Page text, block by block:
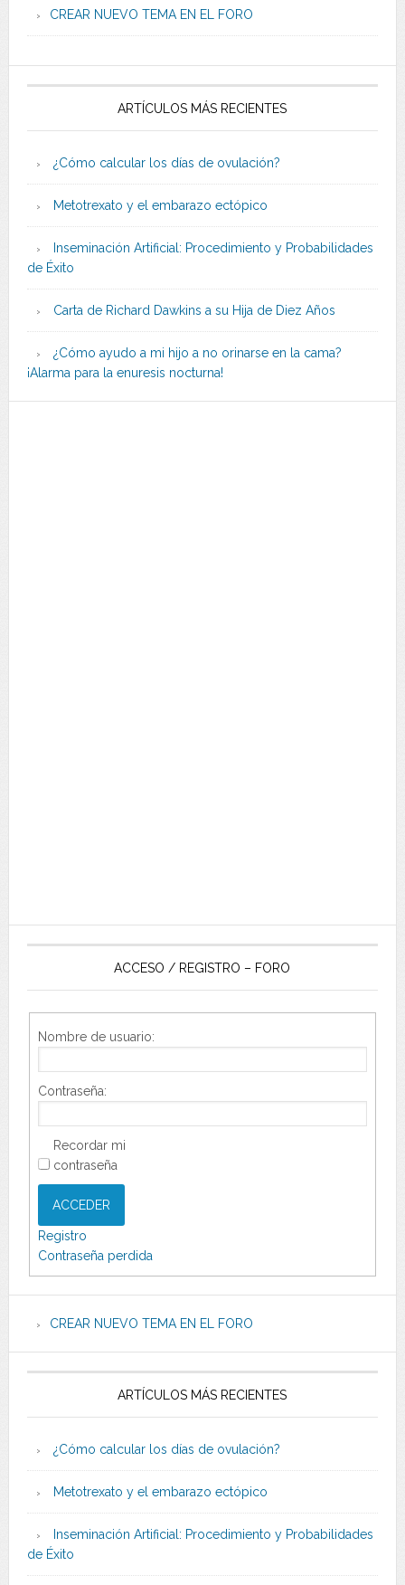
CREAR NUEVO TEMA EN EL FORO
ARTÍCULOS MÁS RECIENTES
¿Cómo calcular los días de ovulación?
Metotrexato y el embarazo ectópico
Inseminación Artificial: Procedimiento y Probabilidades
de Éxito
Carta de Richard Dawkins a su Hija de Diez Años
¿Cómo ayudo a mi hijo a no orinarse en la cama?
¡Alarma para la enuresis nocturna!
ACCESO / REGISTRO – FORO
Nombre de usuario:
Contraseña:
Recordar mi
contraseña
ACCEDER
Registro
Contraseña perdida
CREAR NUEVO TEMA EN EL FORO
ARTÍCULOS MÁS RECIENTES
¿Cómo calcular los días de ovulación?
Metotrexato y el embarazo ectópico
Inseminación Artificial: Procedimiento y Probabilidades
de Éxito